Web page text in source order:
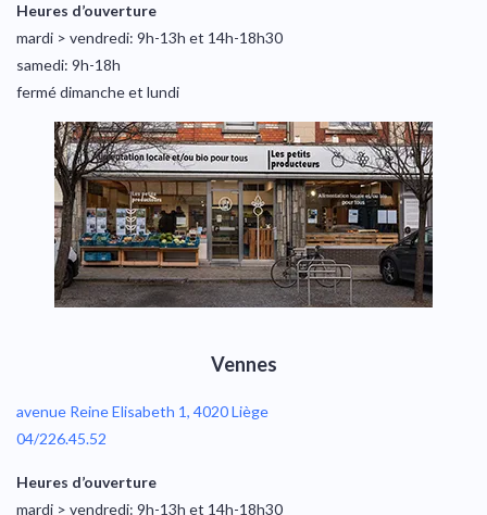
Heures d’ouverture
mardi > vendredi: 9h-13h et 14h-18h30
samedi: 9h-18h
fermé dimanche et lundi
Vennes
avenue Reine Elisabeth 1, 4020 Liège
04/226.45.52
Heures d’ouverture
mardi > vendredi: 9h-13h et 14h-18h30